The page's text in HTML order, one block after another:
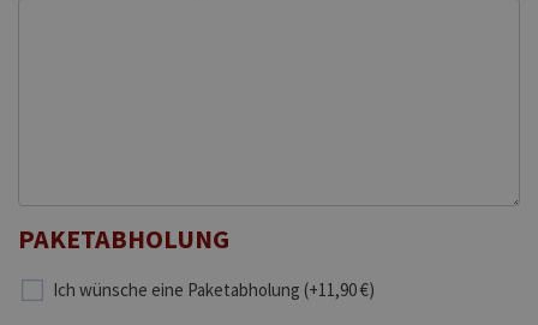
PAKETABHOLUNG
Ich wünsche eine Paketabholung (+11,90 €)